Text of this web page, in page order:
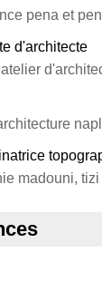
pena et
d'architecte
madouni, tizi